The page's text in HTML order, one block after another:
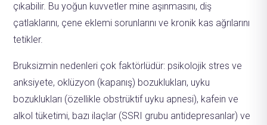
çıkabilir. Bu yoğun kuvvetler mine aşınmasını, diş
çatlaklarını, çene eklemi sorunlarını ve kronik kas ağrılarını
tetikler.
Bruksizmin nedenleri çok faktörlüdür: psikolojik stres ve
anksiyete, oklüzyon (kapanış) bozuklukları, uyku
bozuklukları (özellikle obstrüktif uyku apnesi), kafein ve
alkol tüketimi, bazı ilaçlar (SSRI grubu antidepresanlar) ve